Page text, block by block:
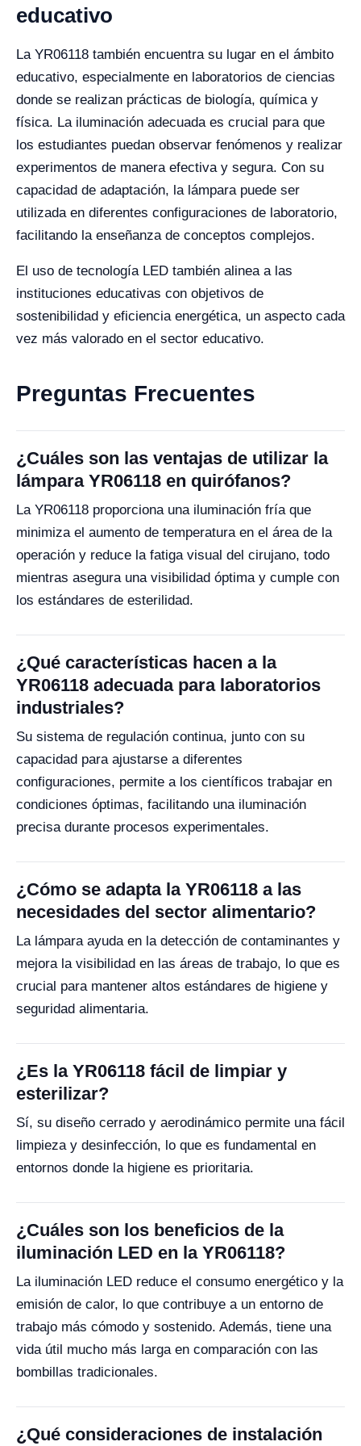
educativo
La YR06118 también encuentra su lugar en el ámbito
educativo, especialmente en laboratorios de ciencias
donde se realizan prácticas de biología, química y
física. La iluminación adecuada es crucial para que
los estudiantes puedan observar fenómenos y realizar
experimentos de manera efectiva y segura. Con su
capacidad de adaptación, la lámpara puede ser
utilizada en diferentes configuraciones de laboratorio,
facilitando la enseñanza de conceptos complejos.
El uso de tecnología LED también alinea a las
instituciones educativas con objetivos de
sostenibilidad y eficiencia energética, un aspecto cada
vez más valorado en el sector educativo.
Preguntas Frecuentes
¿Cuáles son las ventajas de utilizar la
lámpara YR06118 en quirófanos?
La YR06118 proporciona una iluminación fría que
minimiza el aumento de temperatura en el área de la
operación y reduce la fatiga visual del cirujano, todo
mientras asegura una visibilidad óptima y cumple con
los estándares de esterilidad.
¿Qué características hacen a la
YR06118 adecuada para laboratorios
industriales?
Su sistema de regulación continua, junto con su
capacidad para ajustarse a diferentes
configuraciones, permite a los científicos trabajar en
condiciones óptimas, facilitando una iluminación
precisa durante procesos experimentales.
¿Cómo se adapta la YR06118 a las
necesidades del sector alimentario?
La lámpara ayuda en la detección de contaminantes y
mejora la visibilidad en las áreas de trabajo, lo que es
crucial para mantener altos estándares de higiene y
seguridad alimentaria.
¿Es la YR06118 fácil de limpiar y
esterilizar?
Sí, su diseño cerrado y aerodinámico permite una fácil
limpieza y desinfección, lo que es fundamental en
entornos donde la higiene es prioritaria.
¿Cuáles son los beneficios de la
iluminación LED en la YR06118?
La iluminación LED reduce el consumo energético y la
emisión de calor, lo que contribuye a un entorno de
trabajo más cómodo y sostenido. Además, tiene una
vida útil mucho más larga en comparación con las
bombillas tradicionales.
¿Qué consideraciones de instalación